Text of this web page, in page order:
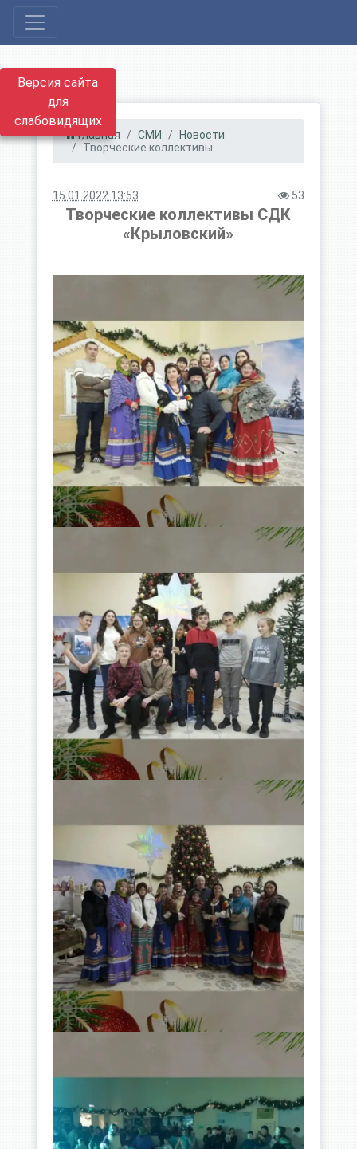
Версия сайта
для
слабовидящих
Главная СМИ
Новости
Творческие коллективы ...
15.01.2022 13:53 53
Творческие коллективы СДК
«Крыловский»